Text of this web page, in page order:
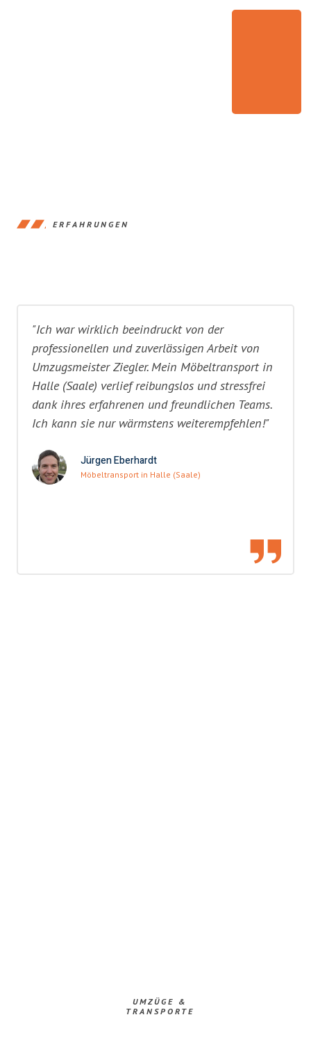
ERFAHRUNGEN
"Ich war wirklich beeindruckt von der
professionellen und zuverlässigen Arbeit von
Umzugsmeister Ziegler. Mein Möbeltransport in
Halle (Saale) verlief reibungslos und stressfrei
dank ihres erfahrenen und freundlichen Teams.
Ich kann sie nur wärmstens weiterempfehlen!"
Jürgen Eberhardt
Möbeltransport in Halle (Saale)
UMZÜGE &
TRANSPORTE